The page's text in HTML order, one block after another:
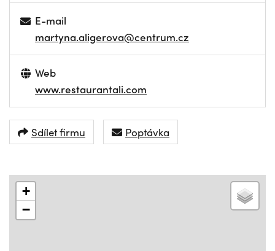
E-mail
martyna.aligerova@centrum.cz
Web
www.restaurantali.com
Sdílet firmu Poptávka
+
−